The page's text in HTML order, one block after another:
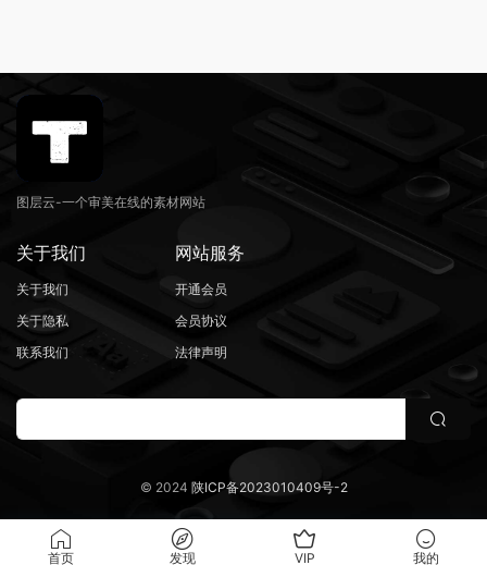
图层云-一个审美在线的素材网站
关于我们
关于我们
关于隐私
联系我们
网站服务
开通会员
会员协议
法律声明
© 2024 陕ICP备2023010409号-2
首页 发现 VIP 我的